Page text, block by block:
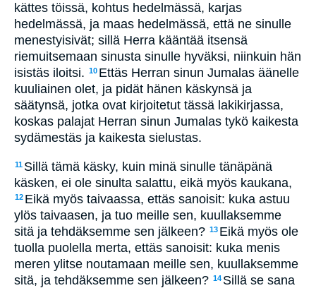
kättes töissä, kohtus hedelmässä, karjas
hedelmässä, ja maas hedelmässä, että ne sinulle
menestyisivät; sillä Herra kääntää itsensä
riemuitsemaan sinusta sinulle hyväksi, niinkuin hän
isistäs iloitsi. 10 Ettäs Herran sinun Jumalas äänelle
kuuliainen olet, ja pidät hänen käskynsä ja
säätynsä, jotka ovat kirjoitetut tässä lakikirjassa,
koskas palajat Herran sinun Jumalas tykö kaikesta
sydämestäs ja kaikesta sielustas.
11 Sillä tämä käsky, kuin minä sinulle tänäpänä
käsken, ei ole sinulta salattu, eikä myös kaukana,
12 Eikä myös taivaassa, ettäs sanoisit: kuka astuu
ylös taivaasen, ja tuo meille sen, kuullaksemme
sitä ja tehdäksemme sen jälkeen? 13 Eikä myös ole
tuolla puolella merta, ettäs sanoisit: kuka menis
meren ylitse noutamaan meille sen, kuullaksemme
sitä, ja tehdäksemme sen jälkeen? 14 Sillä se sana